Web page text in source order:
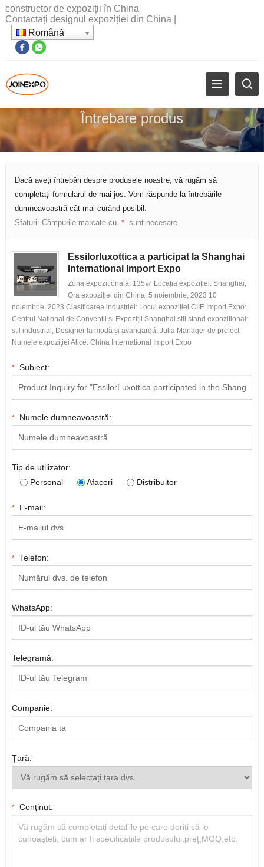
constructor de expoziții în China
Contactați designul expoziției din China
Română
Întrebare produs
Dacă aveți întrebări despre produsele noastre, vă rugăm să
completați formularul de mai jos. Vom răspunde la întrebările
dumneavoastră cât mai curând posibil.
Sfaturi: Câmpurile marcate cu * sunt necesare.
Essilorluxottica a participat la Shanghai
International Import Expo
Zona expozitionala: 135㎡ Locația expoziției: Shanghai,
Ora expoziției din China: 5 noiembrie, 2023 10
noiembrie, 2023 Clasificarea industriei: Locul expoziției CIIE Import Expo:
Centrul Național de Convenții și Expoziții Shanghai stil stand expozițional:
stil industrial, Designer la modă și avangardă: Julia Manager de proiect:
Numele expoziției Alice: China International Import Expo
* Subiect:
* Numele dumneavoastră:
Tip de utilizator:
Personal
Afaceri Distribuitor
* E-mail:
* Telefon:
WhatsApp:
Telegramă:
Companie:
Ţară:
* Conţinut: